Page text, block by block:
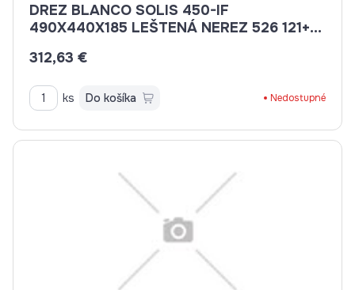
DREZ BLANCO SOLIS 450-IF
490X440X185 LEŠTENÁ NEREZ 526 121+
312,63 €
ks Do košíka Nedostupné